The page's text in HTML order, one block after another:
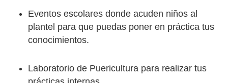
Eventos escolares donde acuden niños al
plantel para que puedas poner en práctica tus
conocimientos.
Laboratorio de Puericultura para realizar tus